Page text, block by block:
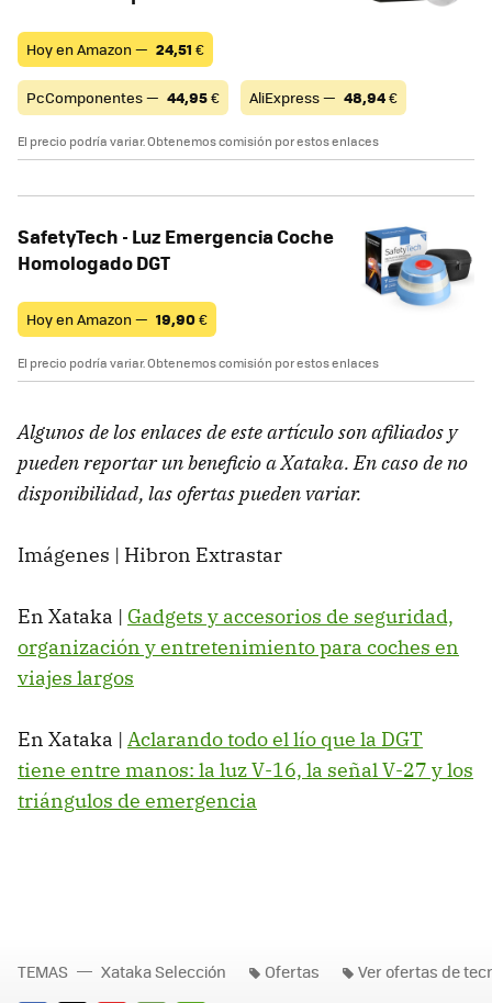
Hoy en Amazon — 24,51 €
PcComponentes — 44,95€ AliExpress — 48,94€
El precio podría variar. Obtenemos comisión por estos enlaces
SafetyTech - Luz Emergencia Coche
Homologado DGT
Hoy en Amazon — 19,90€
El precio podría variar. Obtenemos comisión por estos enlaces
Algunos de los enlaces de este artículo son afiliados y
pueden reportar un beneficio a Xataka. En caso de no
disponibilidad, las ofertas pueden variar.
Imágenes | Hibron Extrastar
En Xataka | Gadgets y accesorios de seguridad,
organización y entretenimiento para coches en
viajes largos
En Xataka | Aclarando todo el lío que la DGT
tiene entre manos: la luz V-16, la señal V-27 y los
triángulos de emergencia
TEMAS Xataka Selección Ofertas Ver ofertas de